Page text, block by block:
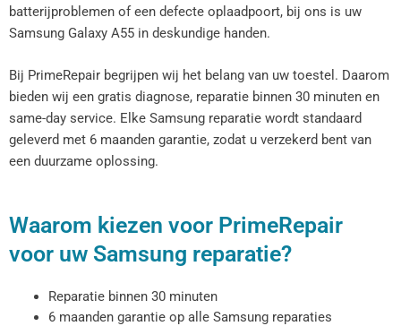
batterijproblemen of een defecte oplaadpoort, bij ons is uw
Samsung Galaxy A55 in deskundige handen.
Bij PrimeRepair begrijpen wij het belang van uw toestel. Daarom
bieden wij een gratis diagnose, reparatie binnen 30 minuten en
same-day service. Elke Samsung reparatie wordt standaard
geleverd met 6 maanden garantie, zodat u verzekerd bent van
een duurzame oplossing.
Waarom kiezen voor PrimeRepair
voor uw Samsung reparatie?
Reparatie binnen 30 minuten
6 maanden garantie op alle Samsung reparaties